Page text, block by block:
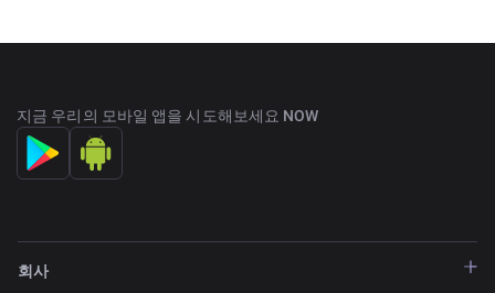
지금 우리의 모바일 앱을 시도해보세요 NOW
회사